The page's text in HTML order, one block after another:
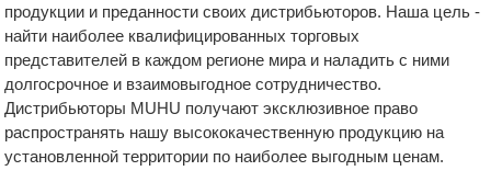
продукции и преданности своих дистрибьюторов. Наша цель -
найти наиболее квалифицированных торговых
представителей в каждом регионе мира и наладить с ними
долгосрочное и взаимовыгодное сотрудничество.
Дистрибьюторы MUHU получают эксклюзивное право
распространять нашу высококачественную продукцию на
установленной территории по наиболее выгодным ценам.